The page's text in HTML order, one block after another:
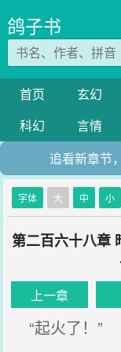
鸽子书
首页 玄幻
科幻
言情
追看新章节
字体 大 中 小
第二百六十八章
上一章
“起火了！”